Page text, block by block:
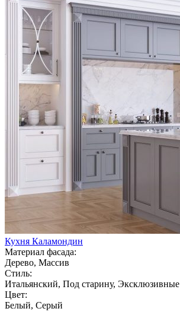
Кухня Каламондин
Материал фасада:
Дерево, Массив
Стиль:
Итальянский, Под старину, Эксклюзивные
Цвет:
Белый, Серый